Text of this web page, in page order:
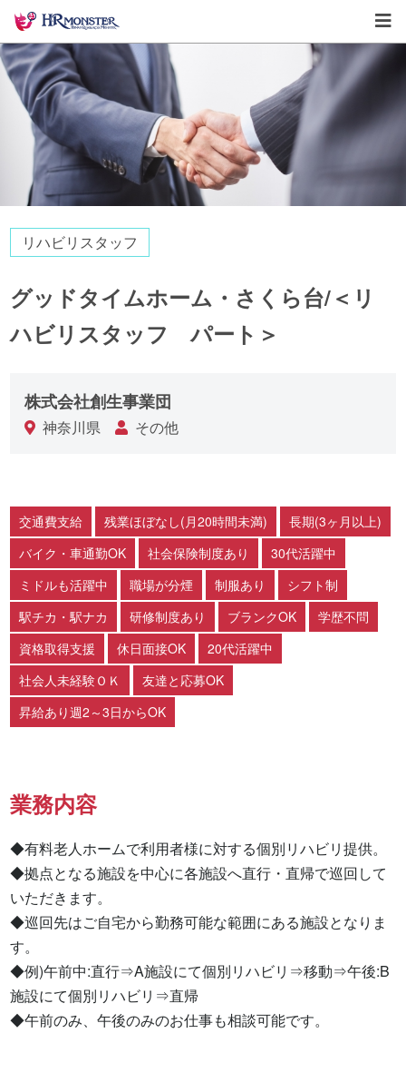
リハビリスタッフ
グッドタイムホーム・さくら台/＜リ
ハビリスタッフ パート＞
株式会社創生事業団
神奈川県 その他
交通費支給 残業ほぼなし(月20時間未満)
長期(3ヶ月以上)
バイク・車通勤OK
社会保険制度あり
30代活躍中
ミドルも活躍中
職場が分煙 制服あり
シフト制
駅チカ・駅ナカ
研修制度あり ブランクOK
学歴不問
資格取得支援
休日面接OK
20代活躍中
社会人未経験ＯＫ
友達と応募OK
昇給あり週2～3日からOK
業務内容
◆有料老人ホームで利用者様に対する個別リハビリ提供。
◆拠点となる施設を中心に各施設へ直行・直帰で巡回して
いただきます。
◆巡回先はご自宅から勤務可能な範囲にある施設となりま
す。
◆例)午前中:直行⇒A施設にて個別リハビリ⇒移動⇒午後:B
施設にて個別リハビリ⇒直帰
◆午前のみ、午後のみのお仕事も相談可能です。